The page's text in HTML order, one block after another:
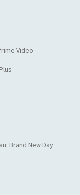
Video
Brand New Day